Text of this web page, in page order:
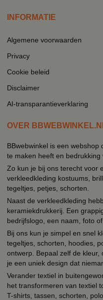
INFORMATIE
Algemene voorwaarden
Privacy
Cookie beleid
Disclaimer
AI-transparantieverklaring
OVER
BBwebwinkel is een
te maken heeft en
Zo kun je bij ons terecht voor
verkleedkleding kostuums,
tegeltjes, petjes, schorten.
Naast de verkleedkleding
keramiekdrukkerij. Een
bedrijfslogo, een naam, foto
Bij ons kun je simpel en snel
tegeltjes, schorten, hoodies,
ontwerp. Bepaal zelf de
je een uniek design dat
Verander textiel in
het transformeren van textiel
T-shirts, tassen, schorten,